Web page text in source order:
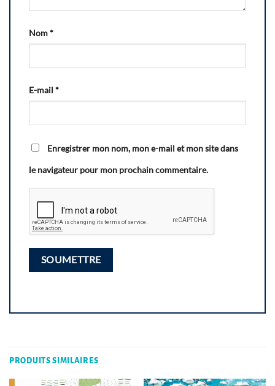
Nom*
E-mail *
Enregistrer mon nom, mon e-mail et mon site dans
le navigateur pour mon prochain commentaire.
PRODUITS SIMILAIRES